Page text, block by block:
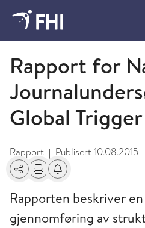
2011 - publikasjoner fra FHI
Rapport for
Global
Rapport | Publisert10.08.2015
Del Skriv utFå varsel om endringer
Rapporten beskriver en
gjennomføring av